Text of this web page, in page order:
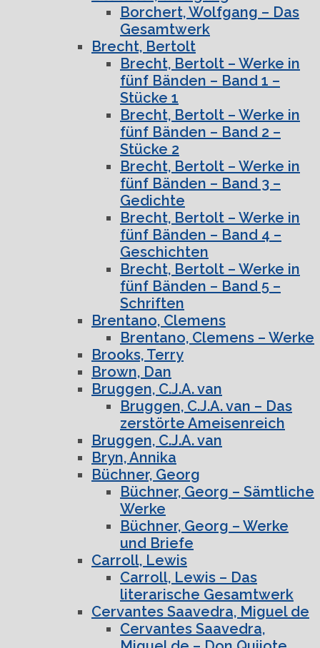
Borchert, Wolfgang – Das
Gesamtwerk
Brecht, Bertolt
Brecht, Bertolt – Werke in
fünf Bänden – Band 1 –
Stücke 1
Brecht, Bertolt – Werke in
fünf Bänden – Band 2 –
Stücke 2
Brecht, Bertolt – Werke in
fünf Bänden – Band 3 –
Gedichte
Brecht, Bertolt – Werke in
fünf Bänden – Band 4 –
Geschichten
Brecht, Bertolt – Werke in
fünf Bänden – Band 5 –
Schriften
Brentano, Clemens
Brentano, Clemens – Werke
Brooks, Terry
Brown, Dan
Bruggen, C.J.A. van
Bruggen, C.J.A. van – Das
zerstörte Ameisenreich
Bruggen, C.J.A. van
Bryn, Annika
Büchner, Georg
Büchner, Georg – Sämtliche
Werke
Büchner, Georg – Werke
und Briefe
Carroll, Lewis
Carroll, Lewis – Das
literarische Gesamtwerk
Cervantes Saavedra, Miguel de
Cervantes Saavedra,